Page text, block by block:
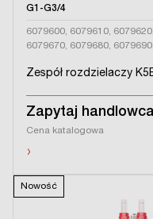
G1-G3/4
6079600, 6079610,
6079670, 6079680,
Zespół rozdzielaczy
Zapytaj
Cena katalogowa
›
Nowość